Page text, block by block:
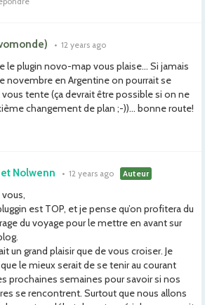
• 12 years ago
le plugin novo-map vous plaise… Si jamais
novembre en Argentine on pourrait se
vous tente (ça devrait être possible si on ne
changement de plan ;-))… bonne route!
Nolwenn • 12 years ago Auteur
vous,
est TOP, et je pense qu’on profitera du
du voyage pour le mettre en avant sur
un grand plaisir que de vous croiser. Je
le mieux serait de se tenir au courant
prochaines semaines pour savoir si nos
se rencontrent. Surtout que nous allons